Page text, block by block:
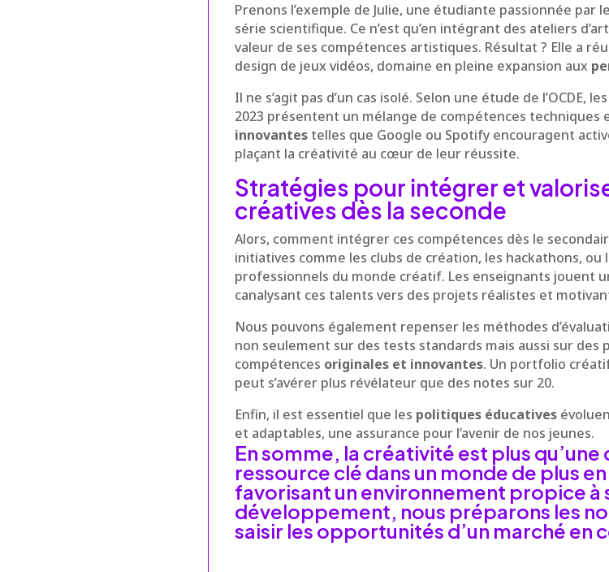
Prenons l’exemple de Julie, une étudiante passionnée
série scientifique. Ce n’est qu’en intégrant des ateliers
valeur de ses compétences artistiques. Résultat ? Elle a
design de jeux vidéos, domaine en pleine expansion aux
Il ne s’agit pas d’un cas isolé. Selon une étude de l’OCDE,
2023 présentent un mélange de compétences techniques
innovantes telles que Google ou Spotify encouragent
plaçant la créativité au cœur de leur réussite.
Stratégies pour intégrer et
créatives dès la seconde
Alors, comment intégrer ces compétences dès le
initiatives comme les clubs de création, les hackathons, ou
professionnels du monde créatif. Les enseignants jouent
canalysant ces talents vers des projets réalistes et
Nous pouvons également repenser les méthodes
non seulement sur des tests standards mais aussi sur
compétences originales et innovantes. Un portfolio
peut s’avérer plus révélateur que des notes sur 20.
Enfin, il est essentiel que les politiques éducatives
et adaptables, une assurance pour l’avenir de nos jeunes.
En somme, la créativité est plus
ressource clé dans un monde de plus
favorisant un environnement propice à
développement, nous préparons les
saisir les opportunités d’un marché en